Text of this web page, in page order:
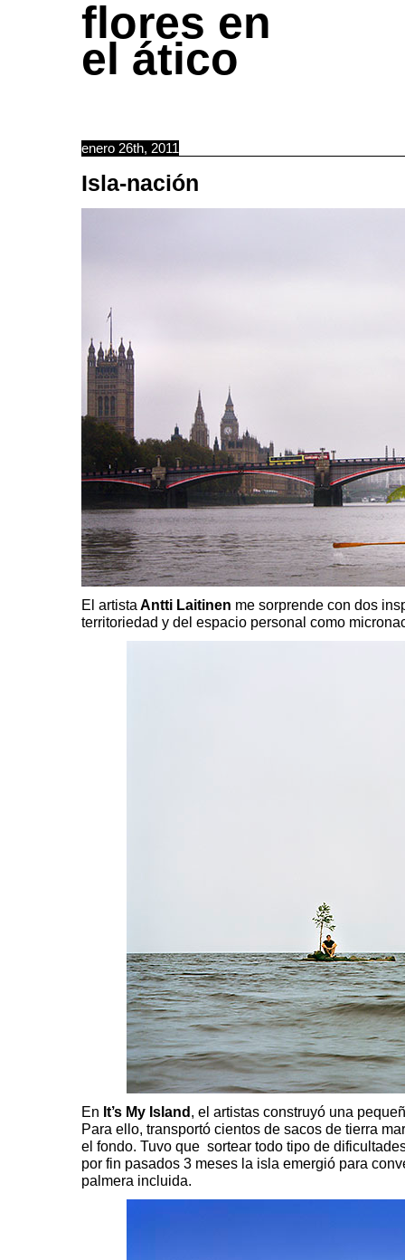
flores en
el ático
enero 26th, 2011
Isla-nación
El artista Antti Laitinen me sorprende con dos
territoriedad y del espacio personal como
En It’s My Island, el artistas construyó una
Para ello, transportó cientos de sacos de tierra
el fondo. Tuvo que sortear todo tipo de
por fin pasados 3 meses la isla emergió para
palmera incluida.